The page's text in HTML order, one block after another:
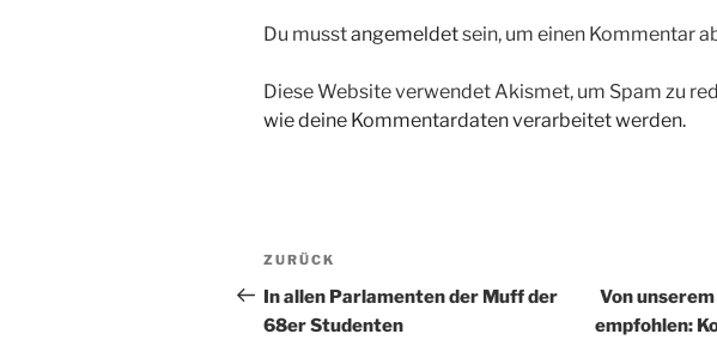
Du musstangemeldetsein, um einen Kommentar
Diese Website verwendet Akismet, um Spam zu
wie deine Kommentardaten verarbeitet werden.
Beitragsnavigation
Vorheriger
Beitrag
ZURÜCK
In allen Parlamenten der Muff der
68er Studenten
Von
empfohlen: